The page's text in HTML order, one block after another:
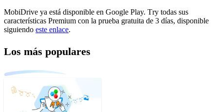
MobiDrive ya está disponible en Google Play. Тry todas sus
características Premium con la prueba gratuita de 3 días, disponible
siguiendo este enlace.
Los más populares